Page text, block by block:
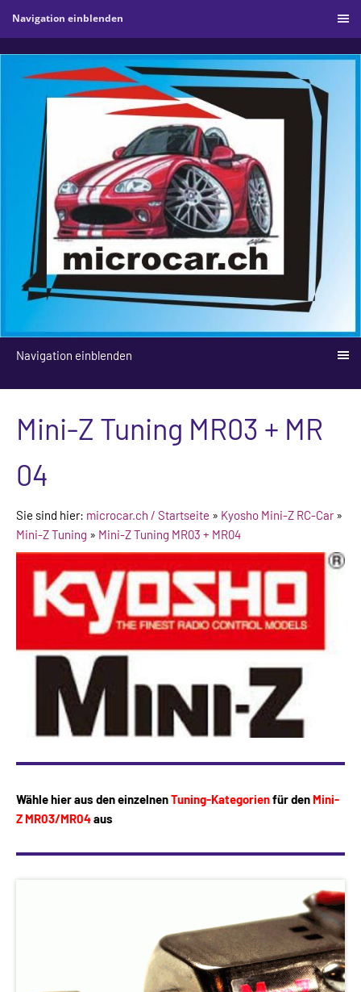
Navigation einblenden
Navigation einblenden
Mini-Z Tuning MR03 + MR
04
Sie sind hier: microcar.ch / Startseite » Kyosho Mini-Z RC-Car»
Mini-Z Tuning » Mini-Z Tuning MR03 + MR04
Wähle hier aus den einzelnenTuning-Kategorienfür den Mini-
Z MR03/MR04aus